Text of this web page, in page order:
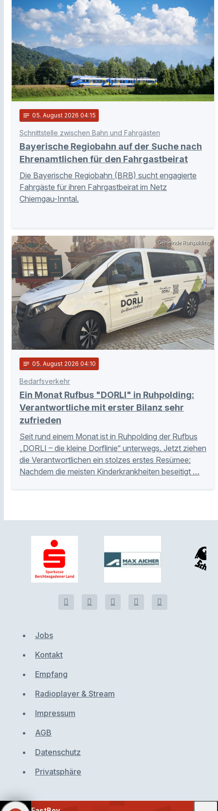
notes 05. August 2026 04:15
Schnittstelle zwischen Bahn und Fahrgästen
Bayerische Regiobahn auf der Suche nach
Ehrenamtlichen für den Fahrgastbeirat
Die Bayerische Regiobahn (BRB) sucht engagierte
Fahrgäste für ihren Fahrgastbeirat im Netz
Chiemgau-Inntal.
Gemeinde Ruhpolding
notes 05. August 2026 04:10
Bedarfsverkehr
Ein Monat Rufbus "DORLI" in Ruhpolding:
Verantwortliche mit erster Bilanz sehr
zufrieden
Seit rund einem Monat ist in Ruhpolding der Rufbus
„DORLI – die kleine Dorflinie“ unterwegs. Jetzt ziehen
die Verantwortlichen ein stolzes erstes Resümee:
Nachdem die meisten Kinderkrankheiten beseitigt …
Jobs
Kontakt
Empfang
Radioplayer & Stream
Impressum
AGB
Datenschutz
Privatsphäre